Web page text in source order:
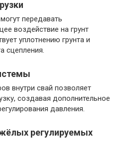
передавать
воздействие на грунт
уплотнению грунта и
сцепления.
внутри свай позволяет
создавая дополнительное
давления.
регулируемых